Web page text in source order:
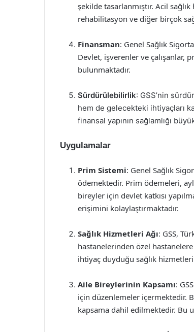
şekilde tasarlanmıştır. Acil
rehabilitasyon ve diğer birçok
Finansman: Genel Sağlık
Devlet, işverenler ve çalışanlar,
bulunmaktadır.
Sürdürülebilirlik: GSS’nin
hem de gelecekteki ihtiyaçları
finansal yapının sağlamlığı
Uygulamalar
Prim Sistemi: Genel Sağlık
ödemektedir. Prim ödemeleri,
bireyler için devlet katkısı
erişimini kolaylaştırmaktadır.
Sağlık Hizmetleri Ağı: GSS,
hastanelerinden özel
ihtiyaç duyduğu sağlık
Aile Bireylerinin Kapsamı:
için düzenlemeler içermektedir.
kapsama dahil edilmektedir. Bu